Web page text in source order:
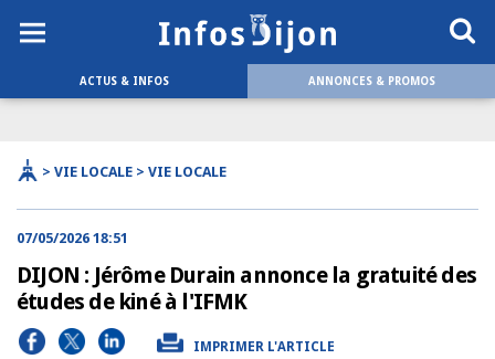
ACTUS & INFOS ANNONCES & PROMOS
> VIE LOCALE > VIE LOCALE
07/05/2026 18:51
DIJON : Jérôme Durain annonce la gratuité des
études de kiné à l'IFMK
IMPRIMER L'ARTICLE